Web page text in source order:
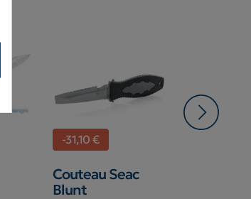
-31,10 €
Couteau Seac
Blunt